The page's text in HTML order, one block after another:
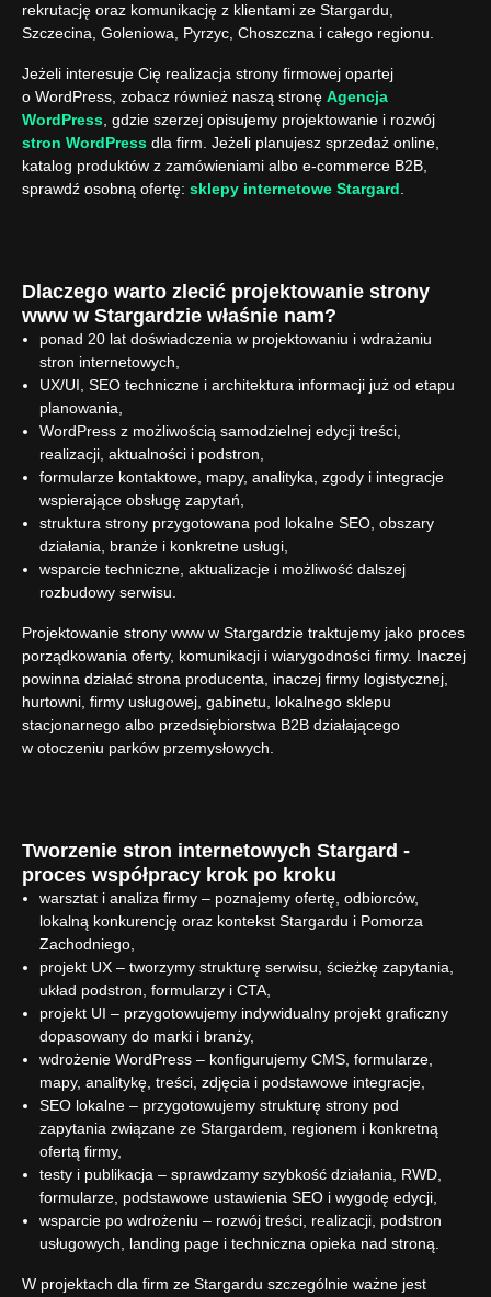
rekrutację oraz komunikację z klientami ze Stargardu,
Szczecina, Goleniowa, Pyrzyc, Choszczna i całego regionu.
Jeżeli interesuje Cię realizacja strony firmowej opartej
o WordPress, zobacz również naszą stronę Agencja
WordPress , gdzie szerzej opisujemy projektowanie i rozwój
stron WordPress dla firm. Jeżeli planujesz sprzedaż online,
katalog produktów z zamówieniami albo e-commerce B2B,
sprawdź osobną ofertę: sklepy internetowe Stargard
Dlaczego warto zlecić projektowanie strony
www w Stargardzie właśnie nam?
ponad 20 lat doświadczenia w projektowaniu i wdrażaniu
stron internetowych,
UX/UI, SEO techniczne i architektura informacji już od etapu
planowania,
WordPress z możliwością samodzielnej edycji treści,
realizacji, aktualności i podstron,
formularze kontaktowe, mapy, analityka, zgody i integracje
wspierające obsługę zapytań,
struktura strony przygotowana pod lokalne SEO, obszary
działania, branże i konkretne usługi,
wsparcie techniczne, aktualizacje i możliwość dalszej
rozbudowy serwisu.
Projektowanie strony www w Stargardzie traktujemy jako proces
porządkowania oferty, komunikacji i wiarygodności firmy. Inaczej
powinna działać strona producenta, inaczej firmy logistycznej,
hurtowni, firmy usługowej, gabinetu, lokalnego sklepu
stacjonarnego albo przedsiębiorstwa B2B działającego
w otoczeniu parków przemysłowych.
Tworzenie stron internetowych Stargard -
proces współpracy krok po kroku
warsztat i analiza firmy – poznajemy ofertę, odbiorców,
lokalną konkurencję oraz kontekst Stargardu i Pomorza
Zachodniego,
projekt UX – tworzymy strukturę serwisu, ścieżkę zapytania,
układ podstron, formularzy i CTA,
projekt UI – przygotowujemy indywidualny projekt graficzny
dopasowany do marki i branży,
wdrożenie WordPress – konfigurujemy CMS, formularze,
mapy, analitykę, treści, zdjęcia i podstawowe integracje,
SEO lokalne – przygotowujemy strukturę strony pod
zapytania związane ze Stargardem, regionem i konkretną
ofertą firmy,
testy i publikacja – sprawdzamy szybkość działania, RWD,
formularze, podstawowe ustawienia SEO i wygodę edycji,
wsparcie po wdrożeniu – rozwój treści, realizacji, podstron
usługowych, landing page i techniczna opieka nad stroną.
W projektach dla firm ze Stargardu szczególnie ważne jest